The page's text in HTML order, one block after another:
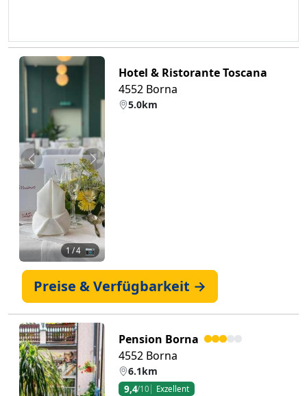
Zurück Weiter
1/ 4 📷
Hotel & Ristorante Toscana
4552 Borna
5.0km
Preise & Verfügbarkeit →
Pension Borna
4552 Borna
6.1km
9,4/10 Exzellent